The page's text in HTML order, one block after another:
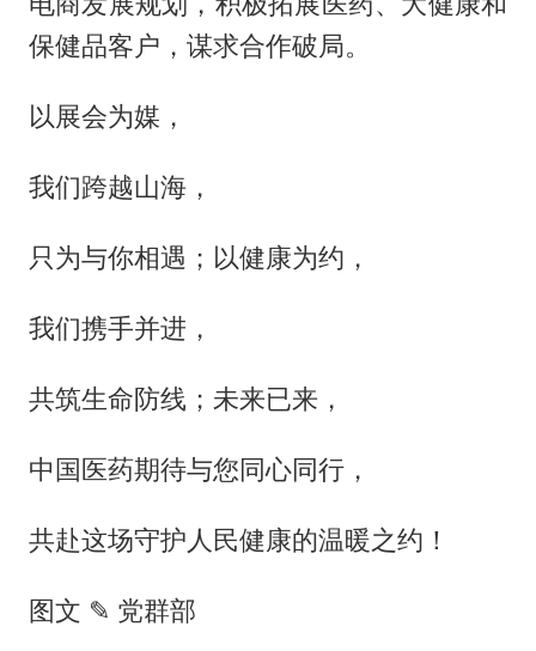
保健品客户，谋求合作破局。
以展会为媒，
我们跨越山海，
只为与你相遇；以健康为约，
我们携手并进，
共筑生命防线；未来已来，
中国医药期待与您同心同行，
共赴这场守护人民健康的温暖之约！
图文 ✎ 党群部